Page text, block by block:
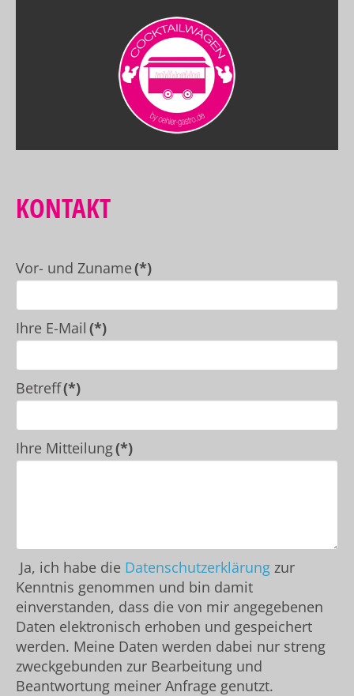
KONTAKT
Vor- und Zuname(*)
Ihre E-Mail (*)
Betreff(*)
Ihre Mitteilung(*)
Ja, ich habe die Datenschutzerklärung zur
Kenntnis genommen und bin damit
einverstanden, dass die von mir angegebenen
Daten elektronisch erhoben und gespeichert
werden. Meine Daten werden dabei nur streng
zweckgebunden zur Bearbeitung und
Beantwortung meiner Anfrage genutzt.